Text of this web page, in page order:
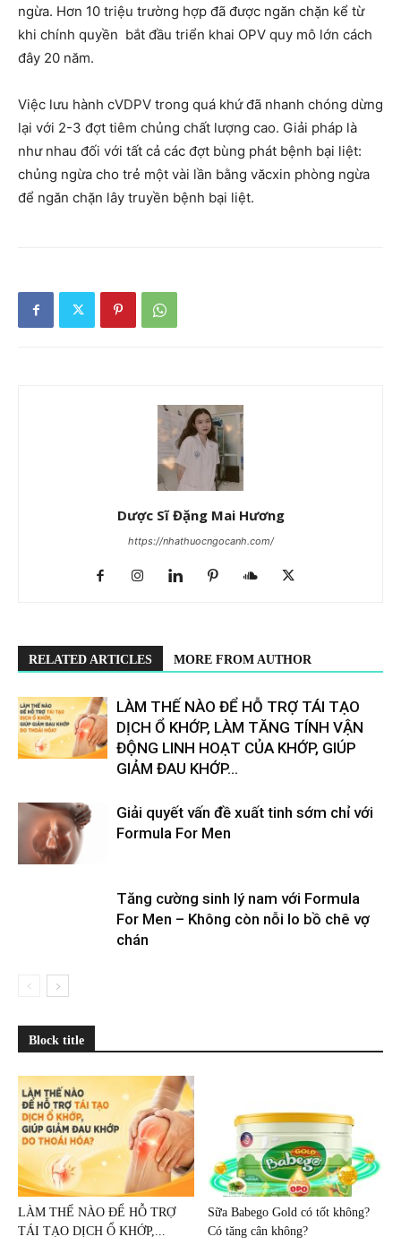
ngừa. Hơn 10 triệu trường hợp đã được ngăn chặn kể từ
khi chính quyền bắt đầu triển khai OPV quy mô lớn cách
đây 20 năm.
Việc lưu hành cVDPV trong quá khứ đã nhanh chóng dừng
lại với 2-3 đợt tiêm chủng chất lượng cao. Giải pháp là
như nhau đối với tất cả các đợt bùng phát bệnh bại liệt:
chủng ngừa cho trẻ một vài lần bằng văcxin phòng ngừa
để ngăn chặn lây truyền bệnh bại liệt.
Dược Sĩ Đặng Mai Hương
https://nhathuocngocanh.com/
RELATED ARTICLES MORE FROM AUTHOR
LÀM THẾ NÀO ĐỂ HỖ TRỢ TÁI TẠO
DỊCH Ổ KHỚP, LÀM TĂNG TÍNH VẬN
ĐỘNG LINH HOẠT CỦA KHỚP, GIÚP
GIẢM ĐAU KHỚP...
Giải quyết vấn đề xuất tinh sớm chỉ với
Formula For Men
Tăng cường sinh lý nam với Formula
For Men – Không còn nỗi lo bồ chê vợ
chán
Block title
LÀM THẾ NÀO ĐỂ HỖ TRỢ
TÁI TẠO DỊCH Ổ KHỚP,...
Sữa Babego Gold có tốt không?
Có tăng cân không?